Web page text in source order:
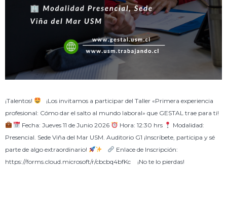
¡Talentos!
¡Los invitamos a participar del Taller «Primera experiencia
profesional: Cómo dar el salto al mundo laboral» que GESTAL trae para ti!
Fecha: Jueves 11 de Junio 2026
Hora: 12:30 hrs
Modalidad:
Presencial. Sede Viña del Mar USM. Auditorio G1 ¡Inscríbete, participa y sé
parte de algo extraordinario!
Enlace de Inscripción:
https://forms.cloud.microsoft/r/cbcbq4bfKc ¡No te lo pierdas!